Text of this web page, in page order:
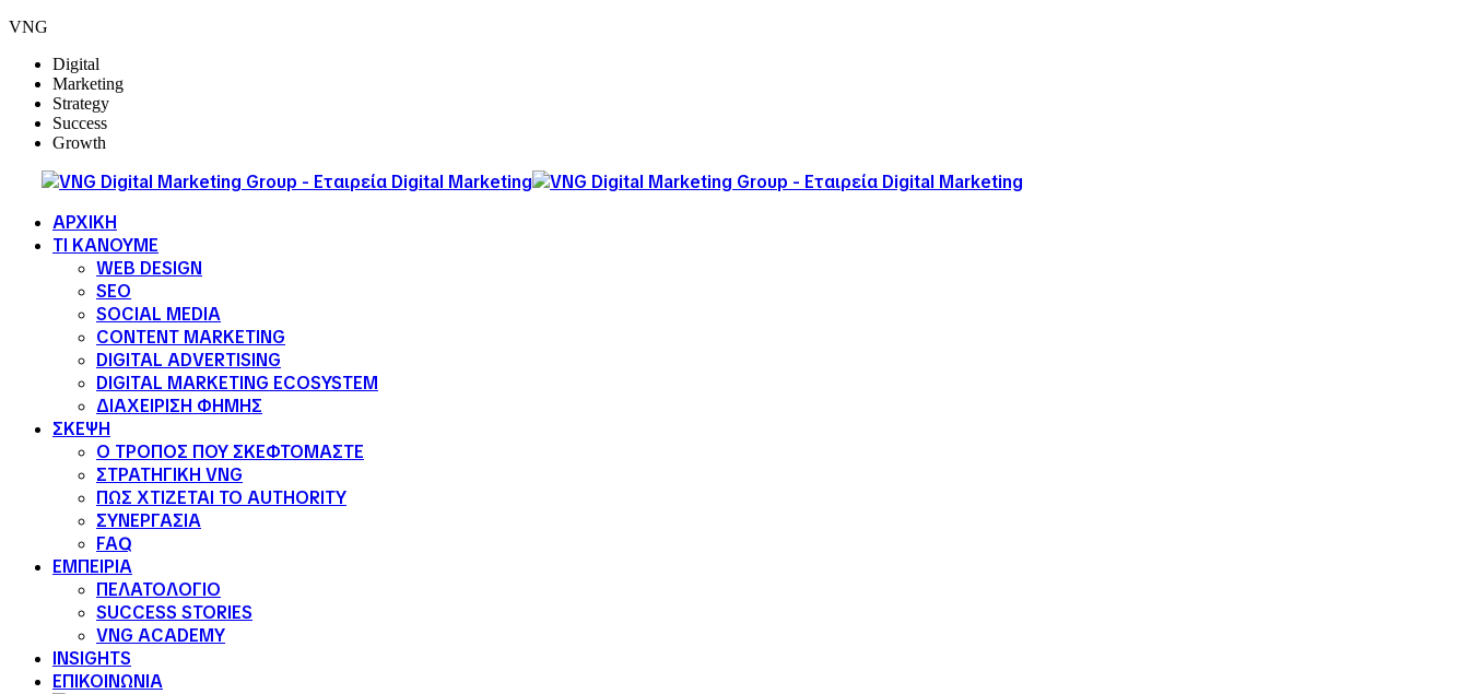
VNG
Digital
Marketing
Strategy
Success
Growth
ΑΡΧΙΚΗ
ΤΙ ΚΑΝΟΥΜΕ
WEB DESIGN
SEO
SOCIAL MEDIA
CONTENT MARKETING
DIGITAL ADVERTISING
DIGITAL MARKETING ECOSYSTEM
ΔΙΑΧΕΙΡΙΣΗ ΦΗΜΗΣ
ΣΚΕΨΗ
Ο ΤΡΟΠΟΣ ΠΟΥ ΣΚΕΦΤΟΜΑΣΤΕ
ΣΤΡΑΤΗΓΙΚΗ VNG
ΠΩΣ ΧΤΙΖΕΤΑΙ ΤΟ AUTHORITY
ΣΥΝΕΡΓΑΣΙΑ
FAQ
ΕΜΠΕΙΡΙΑ
ΠΕΛΑΤΟΛΟΓΙΟ
SUCCESS STORIES
VNG ACADEMY
INSIGHTS
ΕΠΙΚΟΙΝΩΝΙΑ